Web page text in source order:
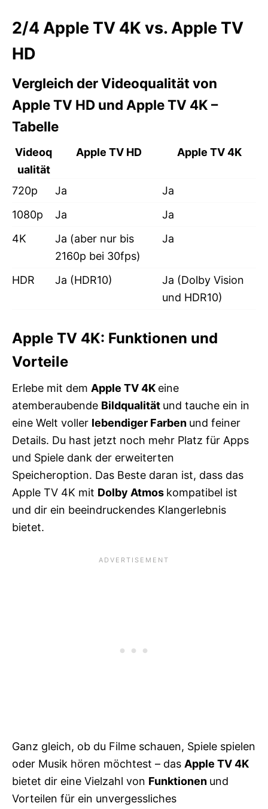
2/4Apple TV 4K vs. Apple TV
HD
Vergleich der Videoqualität von
Apple TV HD und Apple TV 4K –
Tabelle
Videoq
ualität
Apple TV HD Apple TV 4K
720p Ja
Ja
1080p
Ja
Ja
4K
Ja (aber nur bis
2160p bei 30fps)
Ja
HDR Ja (HDR10)
Ja (Dolby Vision
und HDR10)
Apple TV 4K: Funktionen und
Vorteile
Erlebe mit dem Apple TV 4K eine
atemberaubende Bildqualität und tauche ein in
eine Welt voller lebendiger Farben und feiner
Details. Du hast jetzt noch mehr Platz für Apps
und Spiele dank der erweiterten
Speicheroption. Das Beste daran ist, dass das
Apple TV 4K mit Dolby Atmos kompatibel ist
und dir ein beeindruckendes Klangerlebnis
bietet.
Ganz gleich, ob du Filme schauen, Spiele spielen
oder Musik hören möchtest – das Apple TV 4K
bietet dir eine Vielzahl von Funktionen und
Vorteilen für ein unvergessliches